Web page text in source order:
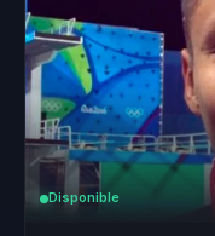
Disponible